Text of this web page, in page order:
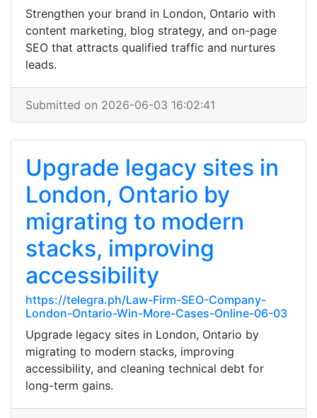
Strengthen your brand in London, Ontario with
content marketing, blog strategy, and on-page
SEO that attracts qualified traffic and nurtures
leads.
Submitted on 2026-06-03 16:02:41
Upgrade legacy sites in
London, Ontario by
migrating to modern
stacks, improving
accessibility
https://telegra.ph/Law-Firm-SEO-Company-
London-Ontario-Win-More-Cases-Online-06-03
Upgrade legacy sites in London, Ontario by
migrating to modern stacks, improving
accessibility, and cleaning technical debt for
long-term gains.